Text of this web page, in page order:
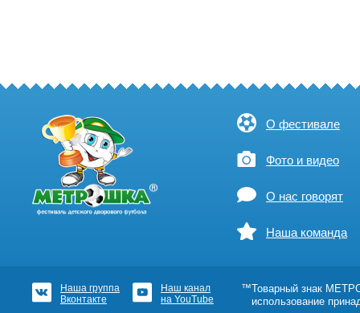
О фестивале
Фото и видео
О нас говорят
Наша команда
Наша группа
Вконтакте
Наш канал
на YouTube
™Товарный знак
использование